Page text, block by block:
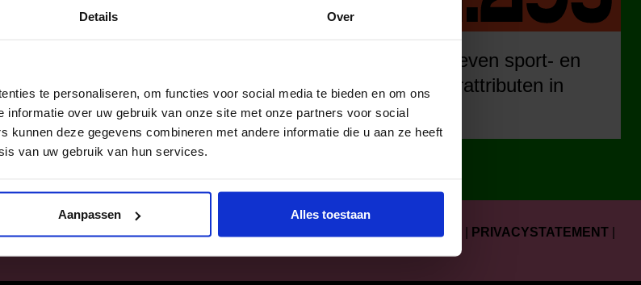
Details Over
te personaliseren, om functies voor social media te bieden en om ons
informatie over uw gebruik van onze site met onze partners voor social
kunnen deze gegevens combineren met andere informatie die u aan ze heeft
van uw gebruik van hun services.
Aanpassen Alles toestaan
ons
werden in 2025 via ons
lid van een cultuurclub.
uitgegeven sport- en
cultuurattributen in
2025.
SITEMAP|DISCLAIMER KLACHTEN PRIVACYSTATEMENT